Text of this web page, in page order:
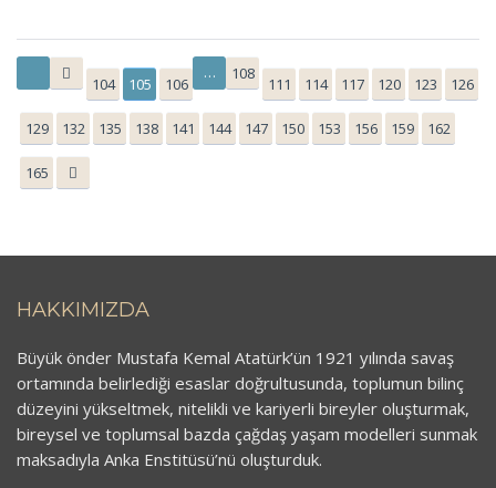
104 105 106
… 108
111 114 117 120 123 126
129 132 135 138 141 144 147 150 153 156 159 162
165
HAKKIMIZDA
Büyük önder Mustafa Kemal Atatürk’ün 1921 yılında savaş
ortamında belirlediği esaslar doğrultusunda, toplumun bilinç
düzeyini yükseltmek, nitelikli ve kariyerli bireyler oluşturmak,
bireysel ve toplumsal bazda çağdaş yaşam modelleri sunmak
maksadıyla Anka Enstitüsü’nü oluşturduk.